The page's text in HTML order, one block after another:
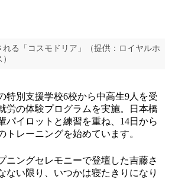
れる「コスモドリア」（提供：ロイヤルホ
別支援学校6校から中高生9人を受
労の体験プログラムを実施。日本橋
パイロットと練習を重ね、14日から
トレーニングを始めています。
ングセレモニーで登壇した吉藤さ
ない限り、いつかは寝たきりになり